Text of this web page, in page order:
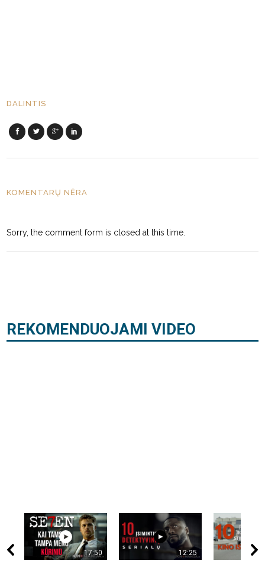
DALINTIS
KOMENTARŲ NĖRA
Sorry, the comment form is closed at this time.
REKOMENDUOJAMI VIDEO
17:50 12:25